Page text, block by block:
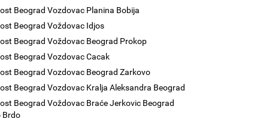
Beograd Vozdovac Planina Bobija
Beograd Voždovac Idjos
Beograd Voždovac Beograd Prokop
Beograd Vozdovac Cacak
Beograd Vozdovac Beograd Zarkovo
Beograd Vozdovac Kralja Aleksandra Beograd
Beograd Voždovac Braće Jerkovic Beograd
Brdo